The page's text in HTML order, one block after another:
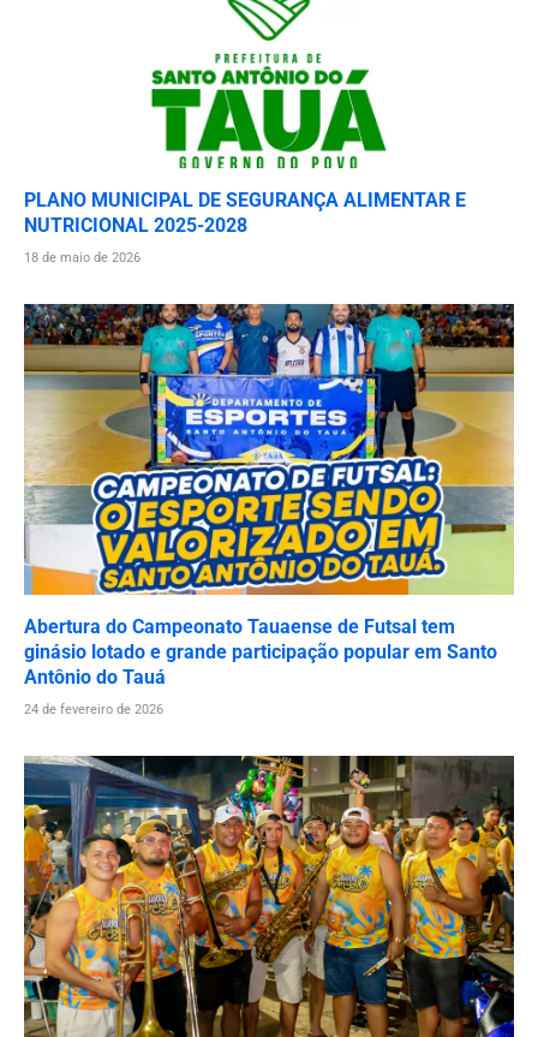
PLANO MUNICIPAL DE SEGURANÇA ALIMENTAR E
NUTRICIONAL 2025-2028
18 de maio de 2026
Abertura do Campeonato Tauaense de Futsal tem
ginásio lotado e grande participação popular em Santo
Antônio do Tauá
24 de fevereiro de 2026